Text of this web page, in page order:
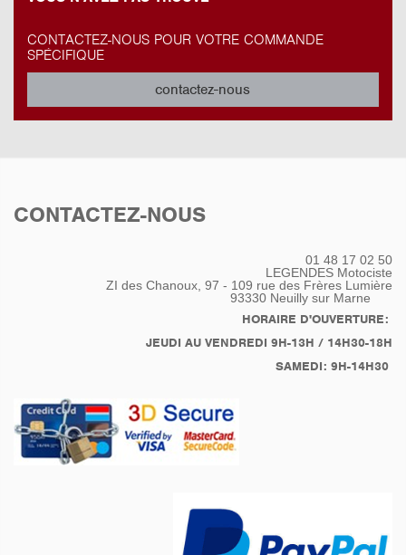
CONTACTEZ-NOUS POUR VOTRE COMMANDE
SPÉCIFIQUE
contactez-nous
CONTACTEZ-NOUS
01 48 17 02 50
LEGENDES Motociste
ZI des Chanoux, 97 - 109 rue des Frères Lumière
93330 Neuilly sur Marne
HORAIRE D'OUVERTURE:
JEUDI AU VENDREDI 9H-13H / 14H30-18H
SAMEDI: 9H-14H30